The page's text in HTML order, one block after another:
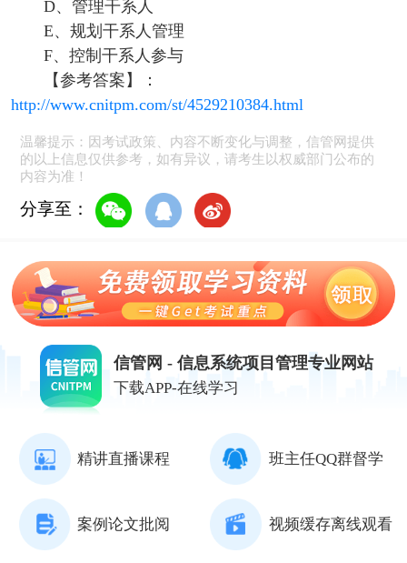
D、管理干系人
E、规划干系人管理
F、控制干系人参与
【参考答案】：
http://www.cnitpm.com/st/4529210384.html
温馨提示：因考试政策、内容不断变化与调整，信管网提供
的以上信息仅供参考，如有异议，请考生以权威部门公布的
内容为准！
分享至：
信管网 - 信息系统项目管理专业网站
下载APP-在线学习
精讲直播课程 班主任QQ群督学
案例论文批阅 视频缓存离线观看